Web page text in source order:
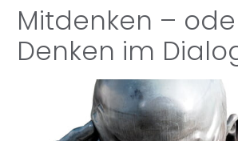
Mitdenken –
Denken im